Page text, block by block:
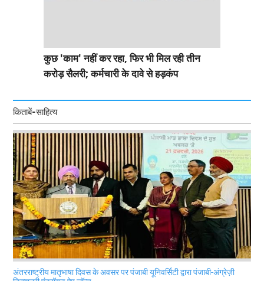
कुछ 'काम' नहीं कर रहा, फिर भी मिल रही तीन
करोड़ सैलरी; कर्मचारी के दावे से हड़कंप
किताबें-साहित्य
अंतरराष्ट्रीय मातृभाषा दिवस के अवसर पर पंजाबी यूनिवर्सिटी द्वारा पंजाबी-अंग्रेज़ी